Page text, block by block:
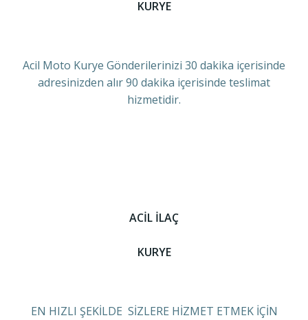
KURYE
Acil Moto Kurye Gönderilerinizi 30 dakika içerisinde
adresinizden alır 90 dakika içerisinde teslimat
hizmetidir.
ACİL İLAÇ
KURYE
EN HIZLI ŞEKİLDE SİZLERE HİZMET ETMEK İÇİN